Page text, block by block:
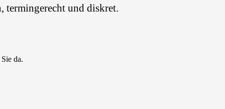
termingerecht und diskret.
da.